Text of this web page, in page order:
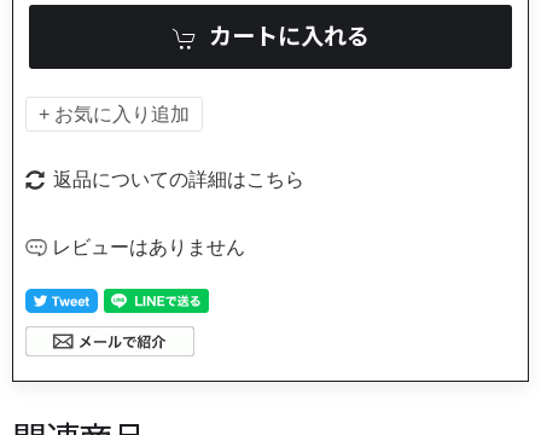
返品についての詳細はこちら
レビューはありません